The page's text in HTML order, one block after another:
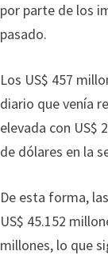
por parte de los
pasado.
Los US$ 457
diario que venía
elevada con US$
de dólares en la
De esta forma,
US$ 45.152
millones, lo que